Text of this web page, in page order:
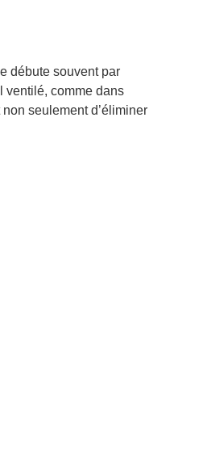
débute souvent par
ventilé, comme dans
seulement d’éliminer